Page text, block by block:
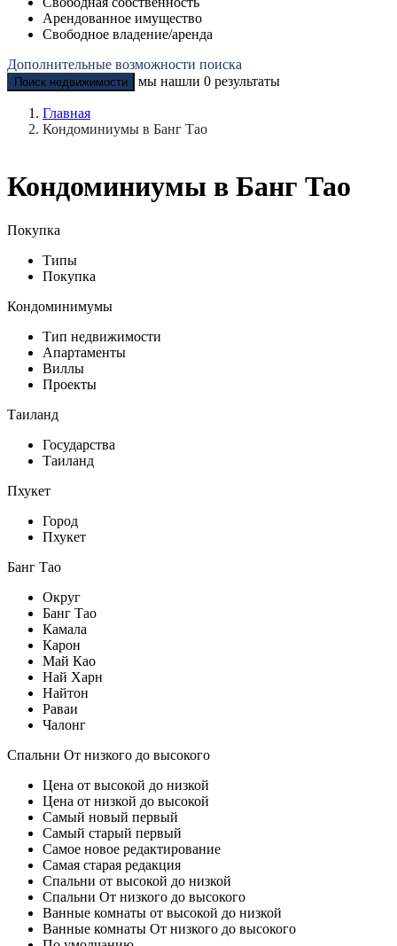
Арендованное имущество
Свободное владение/аренда
Дополнительные возможности поиска
Поиск недвижимости мы нашли 0 результаты
Главная
Кондоминиумы в Банг Тао
Кондоминиумы в Банг Тао
Покупка
Типы
Покупка
Кондоминимумы
Тип недвижимости
Апартаменты
Виллы
Проекты
Таиланд
Государства
Таиланд
Пхукет
Город
Пхукет
Банг Тао
Округ
Банг Тао
Камала
Карон
Май Као
Най Харн
Найтон
Раваи
Чалонг
Спальни От низкого до высокого
Цена от высокой до низкой
Цена от низкой до высокой
Самый новый первый
Самый старый первый
Самое новое редактирование
Самая старая редакция
Спальни от высокой до низкой
Спальни От низкого до высокого
Ванные комнаты от высокой до низкой
Ванные комнаты От низкого до высокого